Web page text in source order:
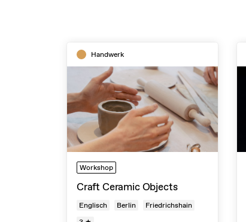
Handwerk
Workshop
Craft Ceramic Objects
Englisch Berlin
Friedrichshain